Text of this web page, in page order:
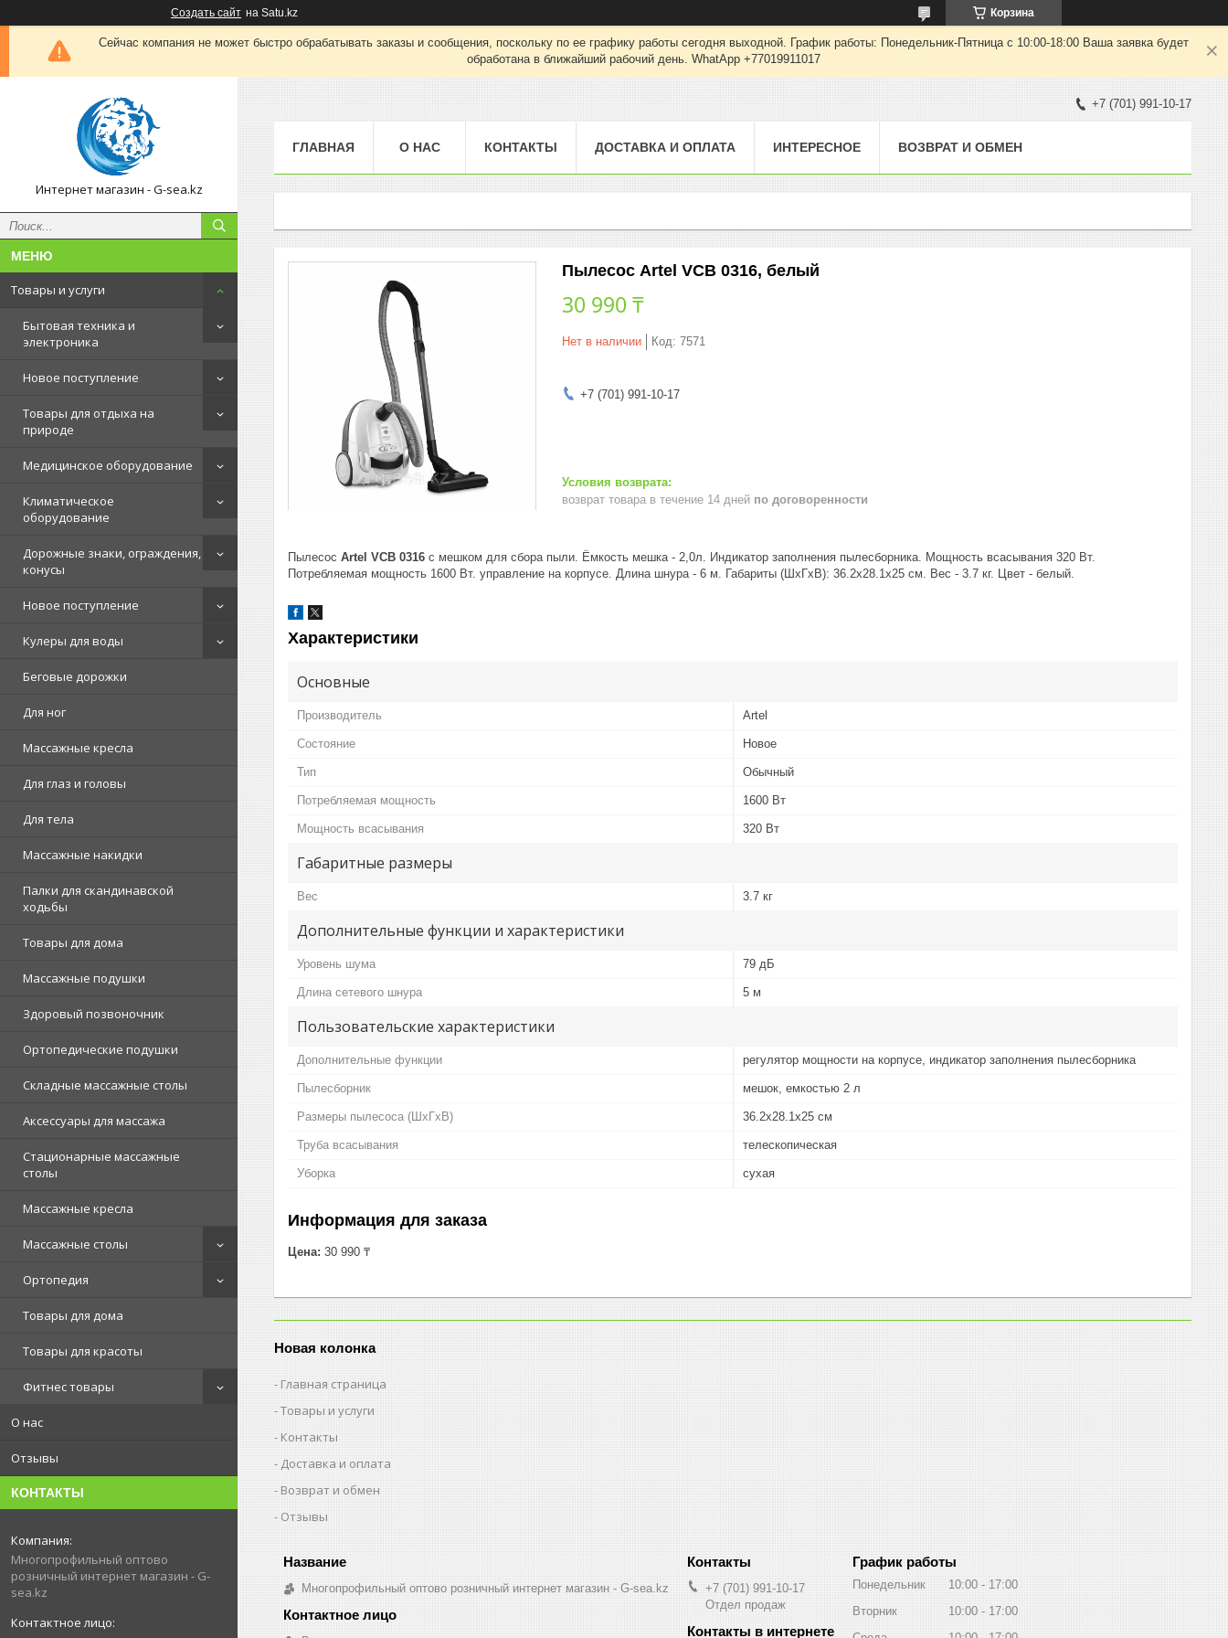
Создать сайт на Satu.kz Корзина
Сейчас компания не может быстро обрабатывать заказы и сообщения, поскольку по ее графику работы сегодня выходной. График работы: Понедельник-Пятница с 10:00-18:00 Ваша заявка будет
обработана в ближайший рабочий день. WhatApp +77019911017
Интернет магазин - G-sea.kz
Товары и услуги
Бытовая техника и
электроника
Новое поступление
Товары для отдыха на
природе
Медицинское оборудование
Климатическое
оборудование
Дорожные знаки, ограждения,
конусы
Новое поступление
Кулеры для воды
Беговые дорожки
Для ног
Массажные кресла
Для глаз и головы
Для тела
Массажные накидки
Палки для скандинавской
ходьбы
Товары для дома
Массажные подушки
Здоровый позвоночник
Ортопедические подушки
Складные массажные столы
Аксессуары для массажа
Стационарные массажные
столы
Массажные кресла
Массажные столы
Ортопедия
Товары для дома
Товары для красоты
Фитнес товары
О нас
Отзывы
КОНТАКТЫ
Многопрофильный оптово
розничный интернет магазин - G-
sea.kz
+7 (701) 991-10-17
ГЛАВНАЯ О НАС КОНТАКТЫ ДОСТАВКА И ОПЛАТА ИНТЕРЕСНОЕ ВОЗВРАТ И ОБМЕН
Пылесос Artel VCB 0316, белый
30 990 ₸
Нет в наличии Код: 7571
+7 (701) 991-10-17
возврат товара в течение 14 дней по договоренности
Пылесос Artel VCB 0316 с мешком для сбора пыли. Ёмкость мешка - 2,0л. Индикатор заполнения пылесборника. Мощность всасывания 320 Вт.
Потребляемая мощность 1600 Вт. управление на корпусе. Длина шнура - 6 м. Габариты (ШхГхВ): 36.2x28.1x25 см. Вес - 3.7 кг. Цвет - белый.
Характеристики
Основные
Производитель Artel
Состояние Новое
Тип Обычный
Потребляемая мощность 1600 Вт
Мощность всасывания 320 Вт
Габаритные размеры
Вес 3.7 кг
Дополнительные функции и характеристики
Уровень шума 79 дБ
Длина сетевого шнура 5 м
Пользовательские характеристики
Дополнительные функции регулятор мощности на корпусе, индикатор заполнения пылесборника
Пылесборник мешок, емкостью 2 л
Размеры пылесоса (ШxГxВ) 36.2x28.1x25 cм
Труба всасывания телескопическая
Уборка сухая
Информация для заказа
Цена: 30 990 ₸
Новая колонка
Главная страница
Товары и услуги
Контакты
Доставка и оплата
Возврат и обмен
Отзывы
Многопрофильный оптово розничный интернет магазин - G-sea.kz
+7 (701) 991-10-17
Отдел продаж
График работы
Понедельник 10:00
17:00
Вторник
10:00
17:00